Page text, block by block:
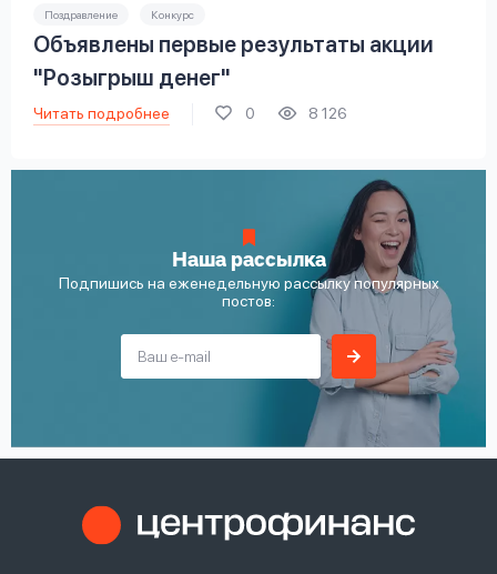
Поздравление Конкурс
Объявлены первые результаты акции
"Розыгрыш денег"
Читать подробнее 0 8 126
Наша рассылка
Подпишись на еженедельную рассылку популярных
постов: